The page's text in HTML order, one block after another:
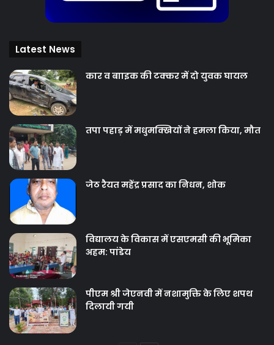
Latest News
कार व बााइक की टक्‍कर में दो युवक घायल
तपा पहाड़ में मधुमक्खियों ने हमला किया, मौत
जेठ रैयत महेंद्र प्रसाद का निधन, शोक
विद्यालय के विकास में एसएमसी की भूमिका
अहम: पांडेय
पीएम श्री जेएनवी में नशामुक्ति के लिए शपथ
दिलायी गयी